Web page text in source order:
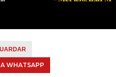
WHATSAPP